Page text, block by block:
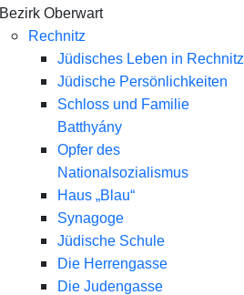
Bezirk Oberwart
Rechnitz
Jüdisches Leben in Rechnitz
Jüdische Persönlichkeiten
Schloss und Familie
Batthyány
Opfer des
Nationalsozialismus
Haus „Blau“
Synagoge
Jüdische Schule
Die Herrengasse
Die Judengasse